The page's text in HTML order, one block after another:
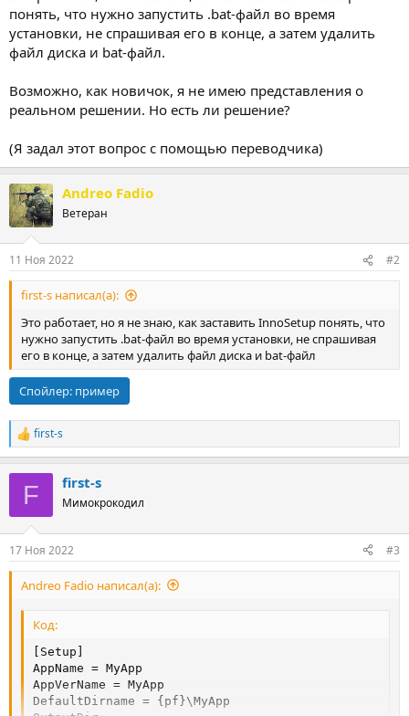
понять, что нужно запустить .bat-файл во время
установки, не спрашивая его в конце, а затем удалить
файл диска и bat-файл.
Возможно, как новичок, я не имею представления о
реальном решении. Но есть ли решение?
(Я задал этот вопрос с помощью переводчика)
Andreo Fadio
Ветеран
11 Ноя 2022 #2
first-s написал(а):
Это работает, но я не знаю, как заставить InnoSetup понять, что
нужно запустить .bat-файл во время установки, не спрашивая
его в конце, а затем удалить файл диска и bat-файл
Спойлер: пример
Р
е
first-s
F first-s
Мимокрокодил
17 Ноя 2022 #3
Andreo Fadio написал(а):
Код:
[Setup]
AppName = MyApp
AppVerName = MyApp
DefaultDirname = {pf}\MyApp